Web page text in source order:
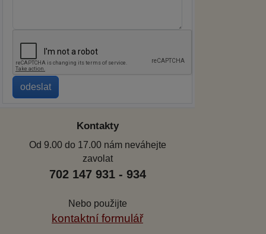
Kontakty
Od 9.00 do 17.00 nám neváhejte
zavolat
702 147 931 - 934
Nebo použijte
kontaktní formulář